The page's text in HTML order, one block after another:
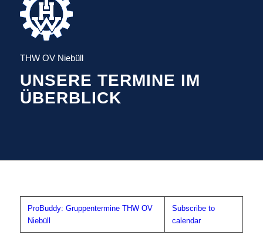
THW OV Niebüll
UNSERE TERMINE IM
ÜBERBLICK
ProBuddy: Gruppentermine THW OV
Niebüll
Subscribe to
calendar